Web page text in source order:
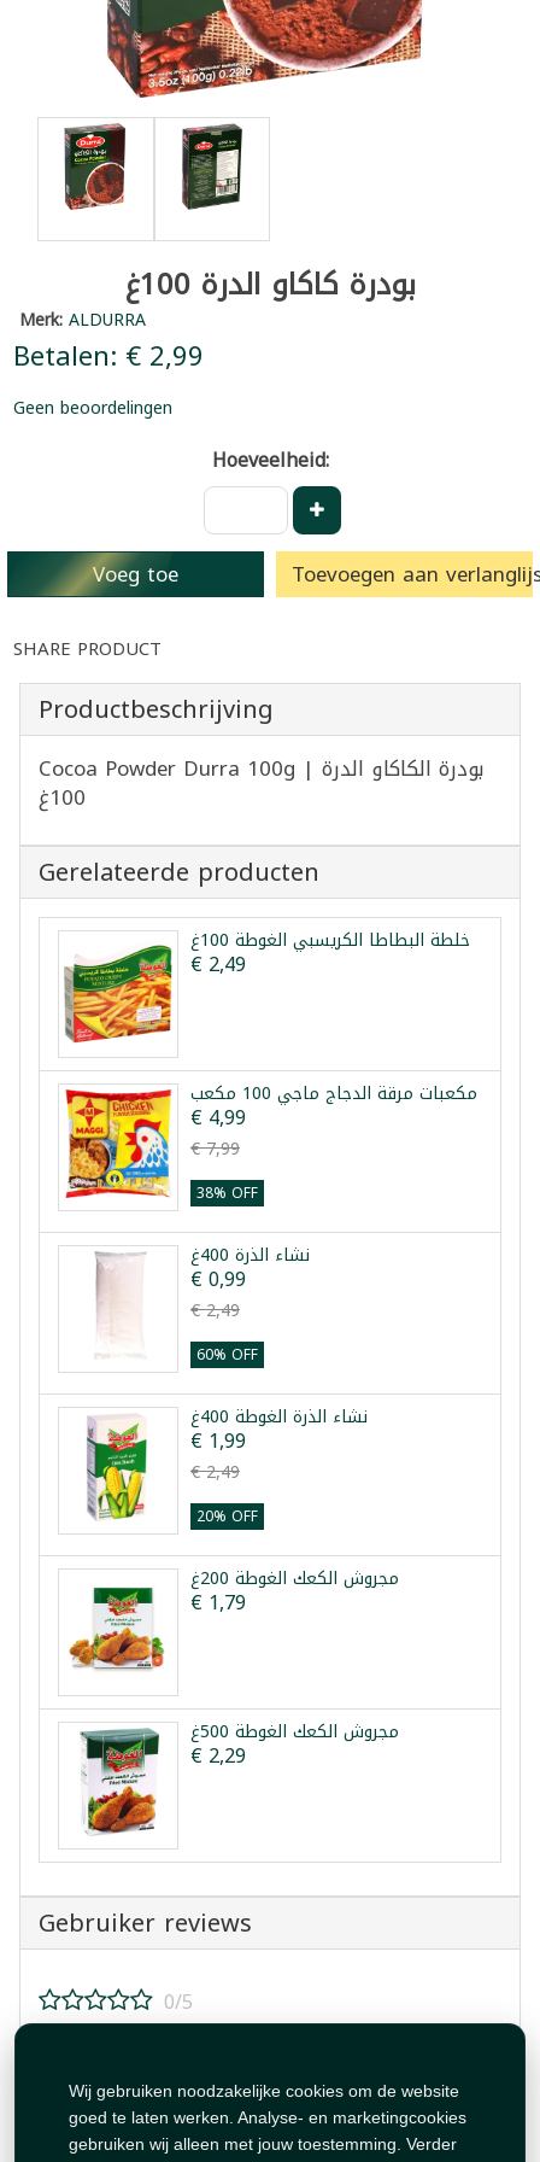
Wij gebruiken noodzakelijke cookies om de website
goed te laten werken. Analyse- en marketingcookies
gebruiken wij alleen met jouw toestemming. Verder
بودرة كاكاو الدرة 100غ
Merk:ALDURRA
Betalen: € 2,99
Geen beoordelingen
Hoeveelheid:
Voeg toe Toevoegen aan
SHARE PRODUCT
Productbeschrijving
Cocoa Powder Durra 100g | بودرة الكاكاو الدرة
100غ
Gerelateerde producten
خلطة البطاطا الكريسبي الغوطة 100غ
€ 2,49
مكعبات مرقة الدجاج ماجي 100 مكعب
€ 4,99
€ 7,99
38% OFF
نشاء الذرة 400غ
€ 0,99
€ 2,49
60% OFF
نشاء الذرة الغوطة 400غ
€ 1,99
€ 2,49
20% OFF
مجروش الكعك الغوطة 200غ
€ 1,79
مجروش الكعك الغوطة 500غ
€ 2,29
Gebruiker reviews
0/5